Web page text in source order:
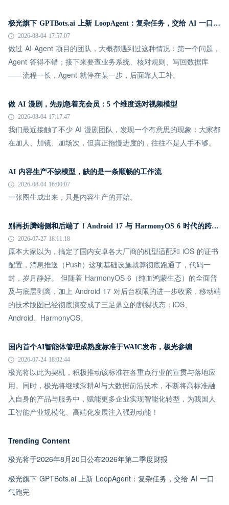
极光旗下 GPTBots.ai 上新 LoopAgent：复杂任务，交给 AI 一口气跑完
2026-08-04 17:57:07
做过 AI Agent 项目的团队，大概都遇到过这种情况：第一个问题，
Agent 答得不错；接下来要查业务系统、核对规则、写回数据库
——流程一长，Agent 就停在某一步，后面靠人工补。
做 AI 漫剧，先别急着充会员：5 个维度选对视频模型
2026-08-04 17:17:47
我们最近接触了不少 AI 漫剧团队，发现一个有意思的现象：大家都
在加人、加镜、加场次，但真正拖慢进度的，往往不是人手不够。
AI 内容生产不缺模型，缺的是一条顺畅的工作流
2026-08-04 16:00:07
一张图生成出来，只是内容生产的开始。
别再折腾端侧和后端了！Android 17 与 HarmonyOS 6 时代的跨平台推送指南
2026-07-27 18:11:18
原本大家以为，搞定了国内安卓各大厂商的机型适配和 iOS 的证书
配置，消息推送（Push）这项基础设施就算彻底跑通了，代码一
封，岁月静好。 但随着 HarmonyOS 6（纯血鸿蒙生态）的全面普
及与底层剥离，加上 Android 17 对后台权限的进一步收紧，移动端
的技术版图已经彻底演变成了三足鼎立的割裂状态：iOS、
Android、HarmonyOS。
国内首个AI智能体管理成熟度标准于WAIC发布，极光参编
2026-07-24 18:02:44
极光将以此为契机，积极推动该标准在各重点行业的宣贯与落地应
用。同时，极光将继续深耕AI与大数据前沿技术，不断将高标准融
入自身的产品与服务中，赋能更多企业实现智能化转型，为我国人
工智能产业规模化、高端化发展注入强劲动能！
Trending Content
极光将于2026年8月20日公布2026年第二季度财报
极光旗下 GPTBots.ai 上新 LoopAgent：复杂任务，交给 AI 一口
气跑完